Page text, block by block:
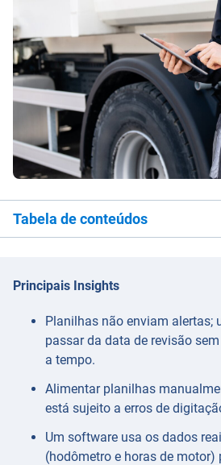
Tabela de conteúdos
Principais Insights
Planilhas não enviam alertas;
passar da data de revisão
a tempo.
Alimentar planilhas
está sujeito a erros de
Um software usa os dados
(hodômetro e horas de motor)